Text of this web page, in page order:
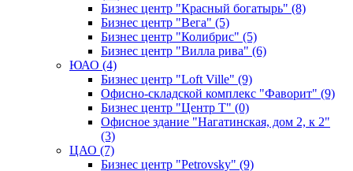
Бизнес центр "Красный богатырь" (8)
Бизнес центр "Вега" (5)
Бизнес центр "Колибрис" (5)
Бизнес центр "Вилла рива" (6)
ЮАО (4)
Бизнес центр "Loft Ville" (9)
Офисно-складской комплекс "Фаворит" (9)
Бизнес центр "Центр Т" (0)
Офисное здание "Нагатинская, дом 2, к 2"
(3)
ЦАО (7)
Бизнес центр "Petrovsky" (9)